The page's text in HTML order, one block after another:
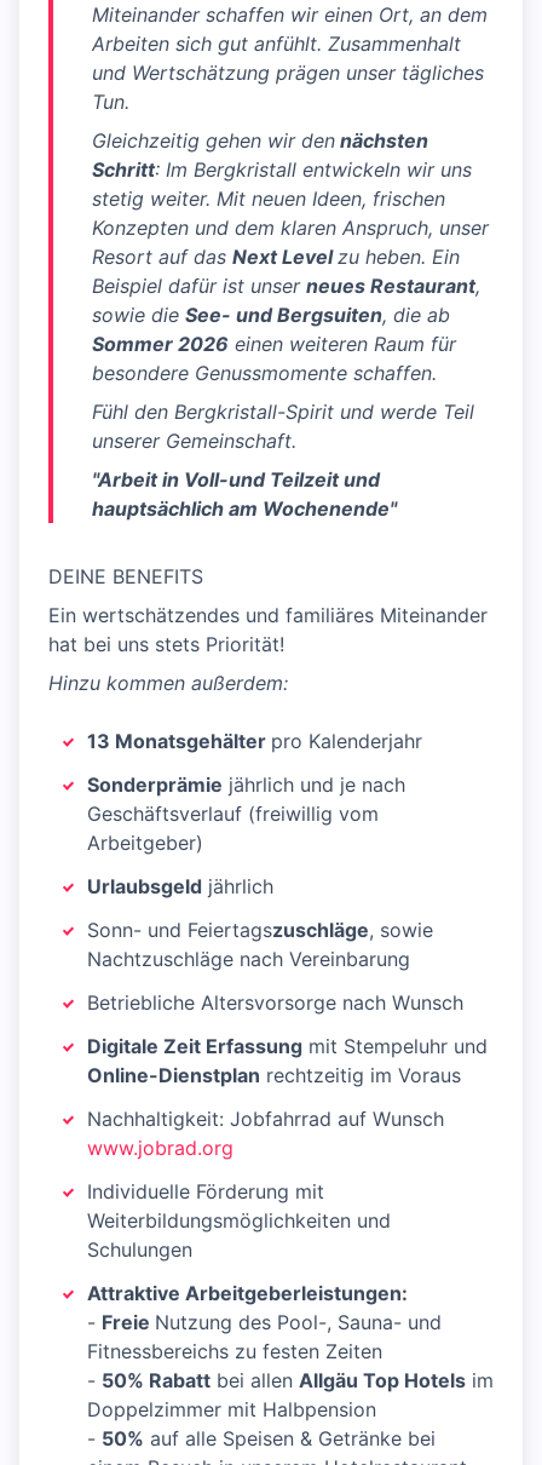
Miteinander schaffen wir einen Ort, an dem
Arbeiten sich gut anfühlt. Zusammenhalt
und Wertschätzung prägen unser tägliches
Tun.
Gleichzeitig gehen wir den nächsten
Schritt: Im Bergkristall entwickeln wir uns
stetig weiter. Mit neuen Ideen, frischen
Konzepten und dem klaren Anspruch, unser
Resort auf das Next Levelzu heben. Ein
Beispiel dafür ist unser neues Restaurant,
sowie die See- und Bergsuiten, die ab
Sommer 2026 einen weiteren Raum für
besondere Genussmomente schaffen.
Fühl den Bergkristall-Spirit und werde Teil
unserer Gemeinschaft.
"Arbeit in Voll-und Teilzeit und
hauptsächlich am Wochenende"
DEINE BENEFITS
Ein wertschätzendes und familiäres Miteinander
hat bei uns stets Priorität!
Hinzu kommen außerdem:
13 Monatsgehälter pro Kalenderjahr
Sonderprämie jährlich und je nach
Geschäftsverlauf (freiwillig vom
Arbeitgeber)
Urlaubsgeld jährlich
Sonn- und Feiertagszuschläge, sowie
Nachtzuschläge nach Vereinbarung
Betriebliche Altersvorsorge nach Wunsch
Digitale Zeit Erfassung mit Stempeluhr und
Online-Dienstplan rechtzeitig im Voraus
Nachhaltigkeit: Jobfahrrad auf Wunsch
www.jobrad.org
Individuelle Förderung mit
Weiterbildungsmöglichkeiten und
Schulungen
Attraktive Arbeitgeberleistungen:
- Freie Nutzung des Pool-, Sauna- und
Fitnessbereichs zu festen Zeiten
- 50% Rabatt bei allen Allgäu Top Hotels im
Doppelzimmer mit Halbpension
- 50% auf alle Speisen & Getränke bei